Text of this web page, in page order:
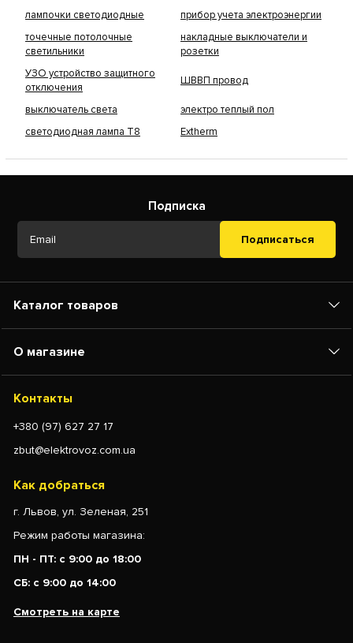
лампочки светодиодные
прибор учета электроэнергии
точечные потолочные
светильники
накладные выключатели и
розетки
УЗО устройство защитного
отключения
ШВВП провод
выключатель света
электро теплый пол
светодиодная лампа Т8
Extherm
Подписка
Подписаться
Каталог товаров
О магазине
Контакты
+380 (97) 627 27 17
zbut@elektrovoz.com.ua
Как добраться
г. Львов, ул. Зеленая, 251
Режим работы магазина:
ПН - ПТ: с 9:00 до 18:00
СБ: с 9:00 до 14:00
Смотреть на карте